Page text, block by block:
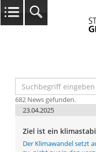
682 News gefunden.
23.04.2025
Ziel ist ein
Der Klimawandel setzt